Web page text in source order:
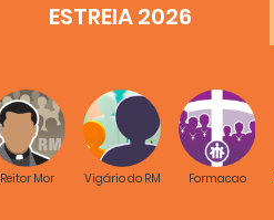
ESTREIA 2026
Reitor Mor Vigário do RM Formacao